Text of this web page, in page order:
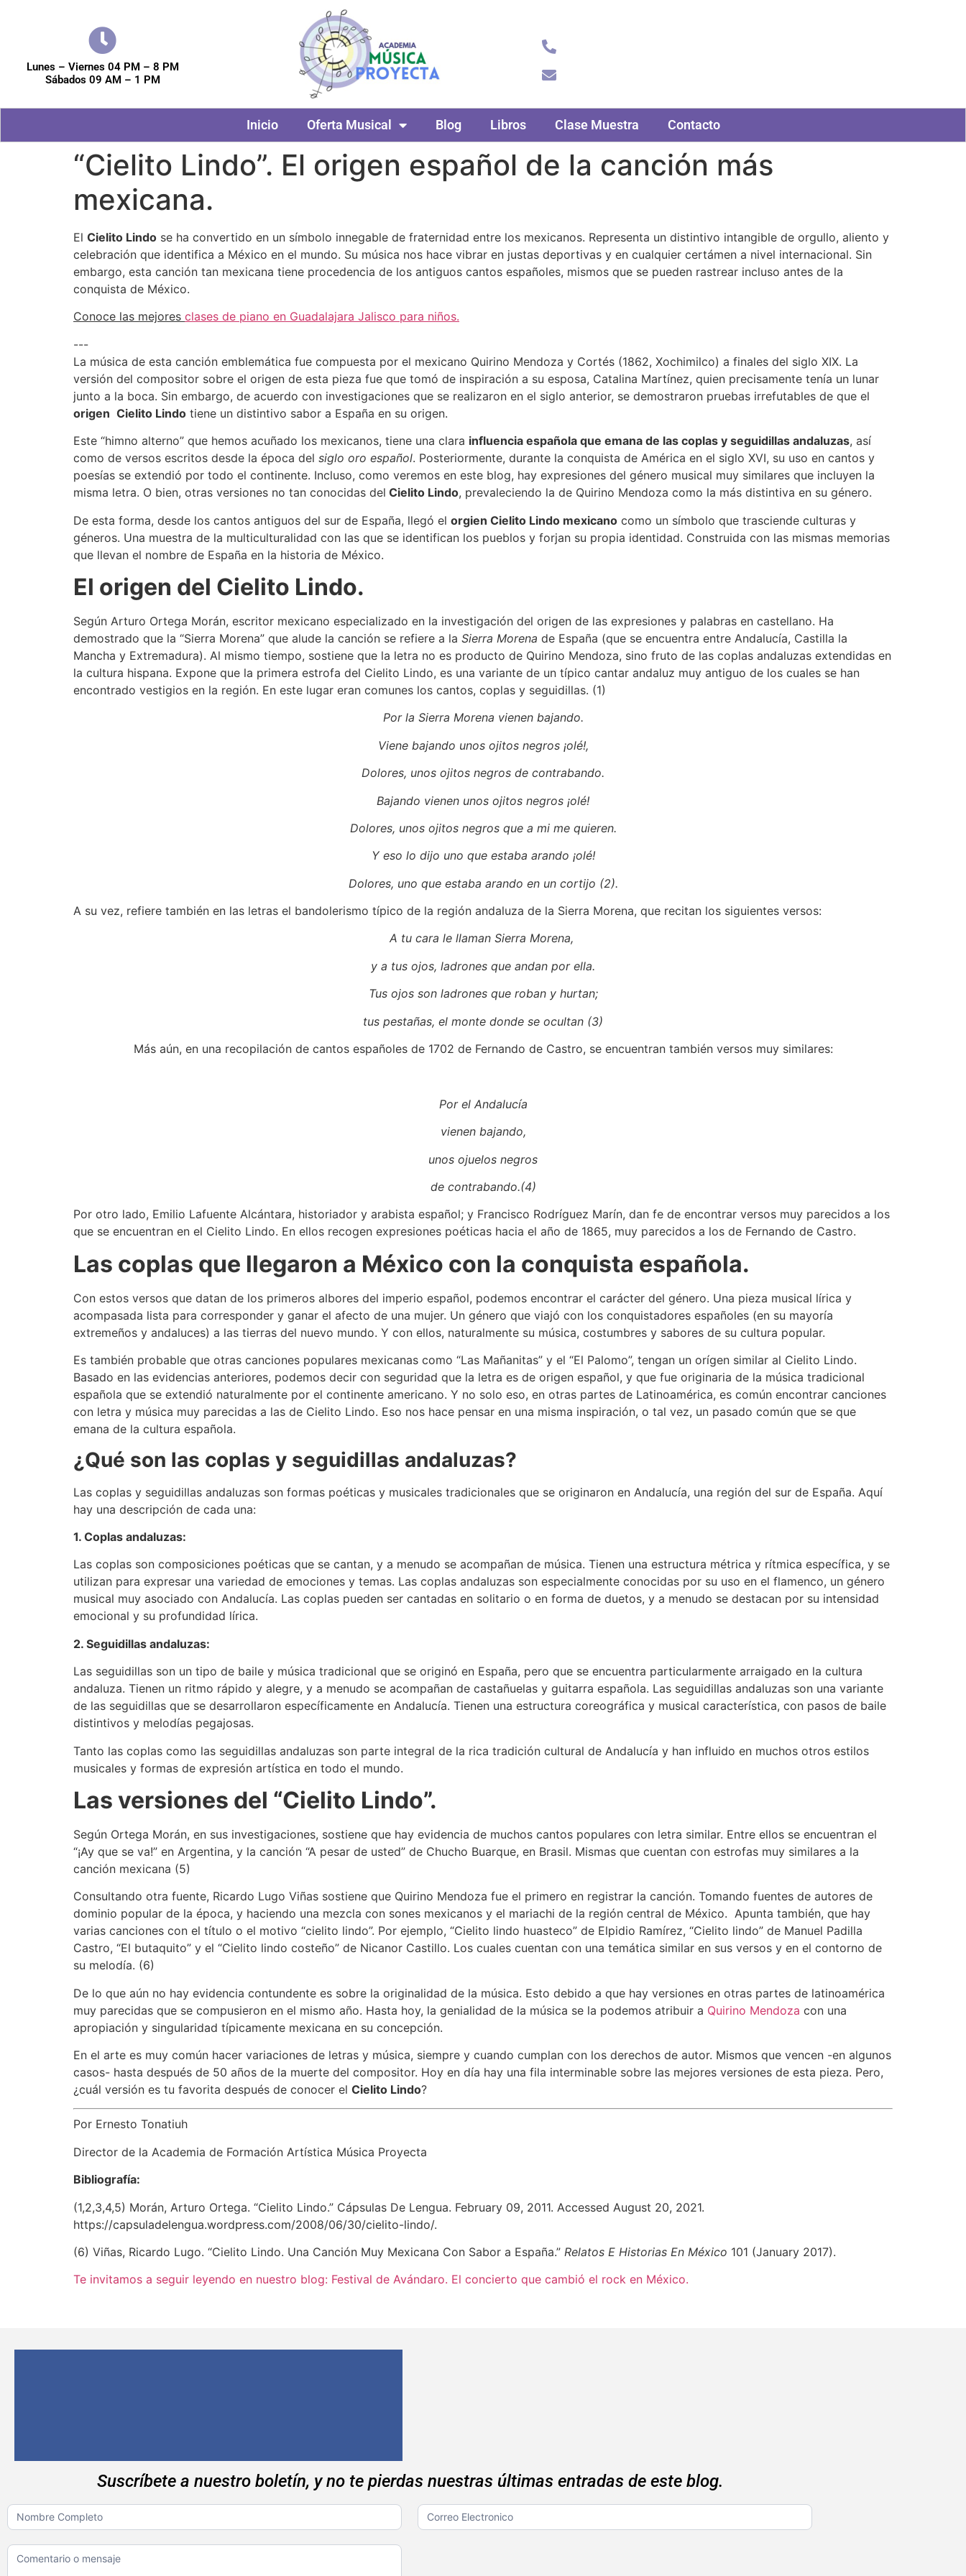
Lunes – Viernes 04 PM – 8 PM
Sábados 09 AM – 1 PM
Inicio Oferta Musical Blog Libros Clase Muestra Contacto
“Cielito Lindo”. El origen español de la canción más
mexicana.
El Cielito Lindo se ha convertido en un símbolo innegable de fraternidad entre los mexicanos. Representa un distintivo intangible de orgullo, aliento y
celebración que identifica a México en el mundo. Su música nos hace vibrar en justas deportivas y en cualquier certámen a nivel internacional. Sin
embargo, esta canción tan mexicana tiene procedencia de los antiguos cantos españoles, mismos que se pueden rastrear incluso antes de la
conquista de México.
Conoce las mejores clases de piano en Guadalajara Jalisco para niños.
---
La música de esta canción emblemática fue compuesta por el mexicano Quirino Mendoza y Cortés (1862, Xochimilco) a finales del siglo XIX. La
versión del compositor sobre el origen de esta pieza fue que tomó de inspiración a su esposa, Catalina Martínez, quien precisamente tenía un lunar
junto a la boca. Sin embargo, de acuerdo con investigaciones que se realizaron en el siglo anterior, se demostraron pruebas irrefutables de que el
origen Cielito Lindo tiene un distintivo sabor a España en su origen.
Este “himno alterno” que hemos acuñado los mexicanos, tiene una clara influencia española que emana de las coplas y seguidillas andaluzas, así
como de versos escritos desde la época del siglo oro español. Posteriormente, durante la conquista de América en el siglo XVI, su uso en cantos y
poesías se extendió por todo el continente. Incluso, como veremos en este blog, hay expresiones del género musical muy similares que incluyen la
misma letra. O bien, otras versiones no tan conocidas del Cielito Lindo, prevaleciendo la de Quirino Mendoza como la más distintiva en su género.
De esta forma, desde los cantos antiguos del sur de España, llegó el orgien Cielito Lindo mexicano como un símbolo que trasciende culturas y
géneros. Una muestra de la multiculturalidad con las que se identifican los pueblos y forjan su propia identidad. Construida con las mismas memorias
que llevan el nombre de España en la historia de México.
El origen del Cielito Lindo.
Según Arturo Ortega Morán, escritor mexicano especializado en la investigación del origen de las expresiones y palabras en castellano. Ha
demostrado que la “Sierra Morena” que alude la canción se refiere a la Sierra Morena de España (que se encuentra entre Andalucía, Castilla la
Mancha y Extremadura). Al mismo tiempo, sostiene que la letra no es producto de Quirino Mendoza, sino fruto de las coplas andaluzas extendidas en
la cultura hispana. Expone que la primera estrofa del Cielito Lindo, es una variante de un típico cantar andaluz muy antiguo de los cuales se han
encontrado vestigios en la región. En este lugar eran comunes los cantos, coplas y seguidillas. (1)
Por la Sierra Morena vienen bajando.
Viene bajando unos ojitos negros ¡olé!,
Dolores, unos ojitos negros de contrabando.
Bajando vienen unos ojitos negros ¡olé!
Dolores, unos ojitos negros que a mi me quieren.
Y eso lo dijo uno que estaba arando ¡olé!
Dolores, uno que estaba arando en un cortijo (2).
A su vez, refiere también en las letras el bandolerismo típico de la región andaluza de la Sierra Morena, que recitan los siguientes versos:
A tu cara le llaman Sierra Morena,
y a tus ojos, ladrones que andan por ella.
Tus ojos son ladrones que roban y hurtan;
tus pestañas, el monte donde se ocultan (3)
Más aún, en una recopilación de cantos españoles de 1702 de Fernando de Castro, se encuentran también versos muy similares:
Por el Andalucía
vienen bajando,
unos ojuelos negros
de contrabando.(4)
Por otro lado, Emilio Lafuente Alcántara, historiador y arabista español; y Francisco Rodríguez Marín, dan fe de encontrar versos muy parecidos a los
que se encuentran en el Cielito Lindo. En ellos recogen expresiones poéticas hacia el año de 1865, muy parecidos a los de Fernando de Castro.
Las coplas que llegaron a México con la conquista española.
Con estos versos que datan de los primeros albores del imperio español, podemos encontrar el carácter del género. Una pieza musical lírica y
acompasada lista para corresponder y ganar el afecto de una mujer. Un género que viajó con los conquistadores españoles (en su mayoría
extremeños y andaluces) a las tierras del nuevo mundo. Y con ellos, naturalmente su música, costumbres y sabores de su cultura popular.
Es también probable que otras canciones populares mexicanas como “Las Mañanitas” y el “El Palomo”, tengan un orígen similar al Cielito Lindo.
Basado en las evidencias anteriores, podemos decir con seguridad que la letra es de origen español, y que fue originaria de la música tradicional
española que se extendió naturalmente por el continente americano. Y no solo eso, en otras partes de Latinoamérica, es común encontrar canciones
con letra y música muy parecidas a las de Cielito Lindo. Eso nos hace pensar en una misma inspiración, o tal vez, un pasado común que se que
emana de la cultura española.
¿Qué son las coplas y seguidillas andaluzas?
Las coplas y seguidillas andaluzas son formas poéticas y musicales tradicionales que se originaron en Andalucía, una región del sur de España. Aquí
hay una descripción de cada una:
1. Coplas andaluzas:
Las coplas son composiciones poéticas que se cantan, y a menudo se acompañan de música. Tienen una estructura métrica y rítmica específica, y se
utilizan para expresar una variedad de emociones y temas. Las coplas andaluzas son especialmente conocidas por su uso en el flamenco, un género
musical muy asociado con Andalucía. Las coplas pueden ser cantadas en solitario o en forma de duetos, y a menudo se destacan por su intensidad
emocional y su profundidad lírica.
2. Seguidillas andaluzas:
Las seguidillas son un tipo de baile y música tradicional que se originó en España, pero que se encuentra particularmente arraigado en la cultura
andaluza. Tienen un ritmo rápido y alegre, y a menudo se acompañan de castañuelas y guitarra española. Las seguidillas andaluzas son una variante
de las seguidillas que se desarrollaron específicamente en Andalucía. Tienen una estructura coreográfica y musical característica, con pasos de baile
distintivos y melodías pegajosas.
Tanto las coplas como las seguidillas andaluzas son parte integral de la rica tradición cultural de Andalucía y han influido en muchos otros estilos
musicales y formas de expresión artística en todo el mundo.
Las versiones del “Cielito Lindo”.
Según Ortega Morán, en sus investigaciones, sostiene que hay evidencia de muchos cantos populares con letra similar. Entre ellos se encuentran el
“¡Ay que se va!” en Argentina, y la canción “A pesar de usted” de Chucho Buarque, en Brasil. Mismas que cuentan con estrofas muy similares a la
canción mexicana (5)
Consultando otra fuente, Ricardo Lugo Viñas sostiene que Quirino Mendoza fue el primero en registrar la canción. Tomando fuentes de autores de
dominio popular de la época, y haciendo una mezcla con sones mexicanos y el mariachi de la región central de México. Apunta también, que hay
varias canciones con el título o el motivo “cielito lindo”. Por ejemplo, “Cielito lindo huasteco” de Elpidio Ramírez, “Cielito lindo” de Manuel Padilla
Castro, “El butaquito” y el “Cielito lindo costeño” de Nicanor Castillo. Los cuales cuentan con una temática similar en sus versos y en el contorno de
su melodía. (6)
De lo que aún no hay evidencia contundente es sobre la originalidad de la música. Esto debido a que hay versiones en otras partes de latinoamérica
muy parecidas que se compusieron en el mismo año. Hasta hoy, la genialidad de la música se la podemos atribuir a Quirino Mendoza con una
apropiación y singularidad típicamente mexicana en su concepción.
En el arte es muy común hacer variaciones de letras y música, siempre y cuando cumplan con los derechos de autor. Mismos que vencen -en algunos
casos- hasta después de 50 años de la muerte del compositor. Hoy en día hay una fila interminable sobre las mejores versiones de esta pieza. Pero,
¿cuál versión es tu favorita después de conocer el Cielito Lindo?
Por Ernesto Tonatiuh
Director de la Academia de Formación Artística Música Proyecta
Bibliografía:
(1,2,3,4,5) Morán, Arturo Ortega. “Cielito Lindo.” Cápsulas De Lengua. February 09, 2011. Accessed August 20, 2021.
https://capsuladelengua.wordpress.com/2008/06/30/cielito-lindo/.
(6) Viñas, Ricardo Lugo. “Cielito Lindo. Una Canción Muy Mexicana Con Sabor a España.” Relatos E Historias En México 101 (January 2017).
Te invitamos a seguir leyendo en nuestro blog: Festival de Avándaro. El concierto que cambió el rock en México.
Suscríbete a nuestro boletín, y no te pierdas nuestras últimas entradas de este blog.
Boletin